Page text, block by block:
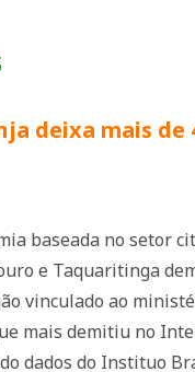
deixa mais
baseada no setor
e Taquaritinga
vinculado ao
mais demitiu no
dados do Instituo